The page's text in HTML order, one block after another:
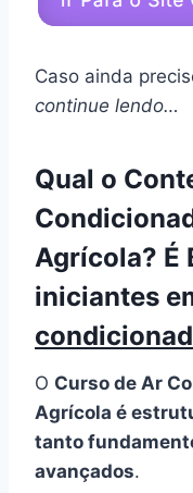
Caso ainda
continue lendo…
Qual o
Agrícola? É
iniciantes
O Curso de Ar
Agrícola é
tanto
avançados.